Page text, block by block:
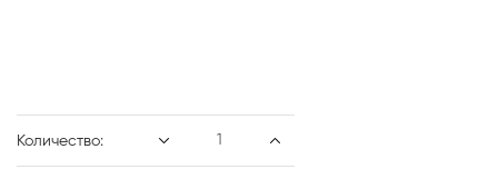
Количество: